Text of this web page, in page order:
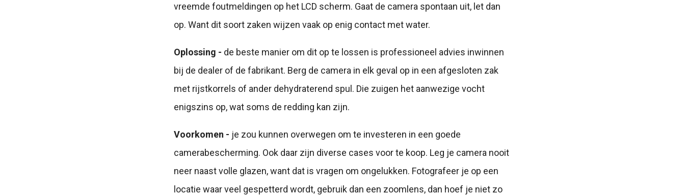
vreemde foutmeldingen op het LCD scherm. Gaat de camera spontaan uit, let dan
op. Want dit soort zaken wijzen vaak op enig contact met water.
Oplossing - de beste manier om dit op te lossen is professioneel advies inwinnen
bij de dealer of de fabrikant. Berg de camera in elk geval op in een afgesloten zak
met rijstkorrels of ander dehydraterend spul. Die zuigen het aanwezige vocht
enigszins op, wat soms de redding kan zijn.
Voorkomen - je zou kunnen overwegen om te investeren in een goede
camerabescherming. Ook daar zijn diverse cases voor te koop. Leg je camera nooit
neer naast volle glazen, want dat is vragen om ongelukken. Fotografeer je op een
locatie waar veel gespetterd wordt, gebruik dan een zoomlens, dan hoef je niet zo